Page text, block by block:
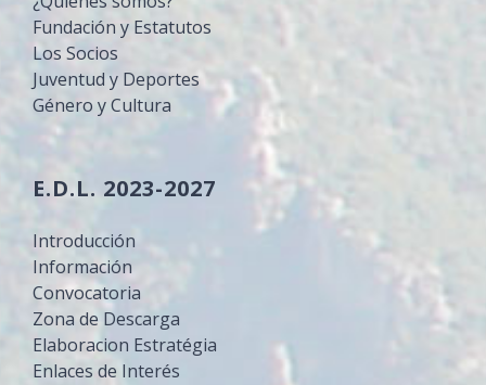
Fundación y Estatutos
Los Socios
Juventud y Deportes
Género y Cultura
E.D.L. 2023-2027
Introducción
Información
Convocatoria
Zona de Descarga
Elaboracion Estratégia
Enlaces de Interés